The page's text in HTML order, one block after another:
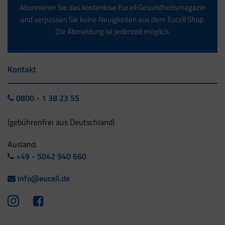
Abonnieren Sie das kostenlose Eucell Gesundheitsmagazin
und verpassen Sie keine Neuigkeiten aus dem Eucell Shop.
Die Abmeldung ist jederzeit möglich.
Kontakt
0800 - 1 38 23 55
(gebührenfrei aus Deutschland)
Ausland:
+49 - 5042 940 660
info@eucell.de